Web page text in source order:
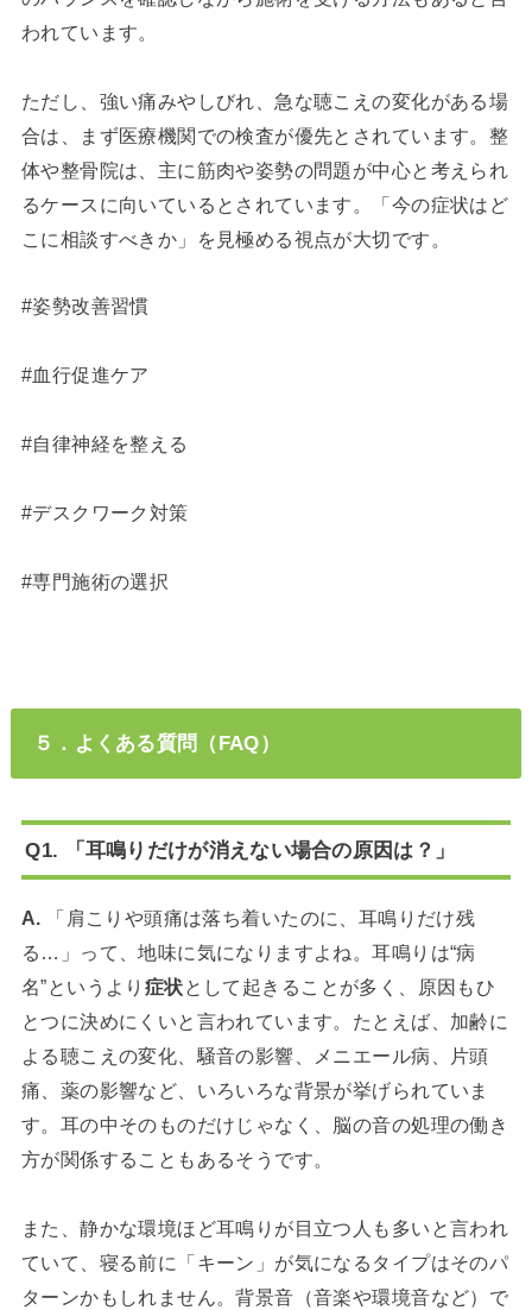
われています。
ただし、強い痛みやしびれ、急な聴こえの変化がある場
合は、まず医療機関での検査が優先とされています。整
体や整骨院は、主に筋肉や姿勢の問題が中心と考えられ
るケースに向いているとされています。「今の症状はど
こに相談すべきか」を見極める視点が大切です。
#姿勢改善習慣
#血行促進ケア
#自律神経を整える
#デスクワーク対策
#専門施術の選択
５．よくある質問（FAQ）
Q1. 「耳鳴りだけが消えない場合の原因は？」
A.
「肩こりや頭痛は落ち着いたのに、耳鳴りだけ残
る…」って、地味に気になりますよね。耳鳴りは“病
名”というより 症状 として起きることが多く、原因もひ
とつに決めにくいと言われています。たとえば、加齢に
よる聴こえの変化、騒音の影響、メニエール病、片頭
痛、薬の影響など、いろいろな背景が挙げられていま
す。耳の中そのものだけじゃなく、脳の音の処理の働き
方が関係することもあるそうです。
また、静かな環境ほど耳鳴りが目立つ人も多いと言われ
ていて、寝る前に「キーン」が気になるタイプはそのパ
ターンかもしれません。背景音（音楽や環境音など）で